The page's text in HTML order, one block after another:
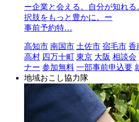
ー企業と会える。自分が知れ
択肢をもっと豊かに。ー
事前予約特…
高知市 南国市 土佐市 宿毛市 香
高村 四万十町 東京 大阪 相談会
ナー 参加無料 一部事前申込要
地域おこし協力隊